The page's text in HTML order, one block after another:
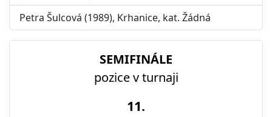
Petra Šulcová (1989), Krhanice, kat. Žádná
SEMIFINÁLE
pozice v turnaji
11.